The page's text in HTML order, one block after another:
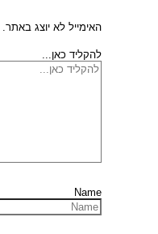
האימייל לא יוצג באתר.
להקליד כאן...
Name